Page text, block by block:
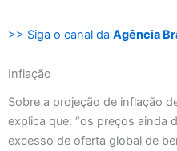
>> Siga o canal da Agência
Inflação
Sobre a projeção de inflação
explica que: “os preços ainda
excesso de oferta global de